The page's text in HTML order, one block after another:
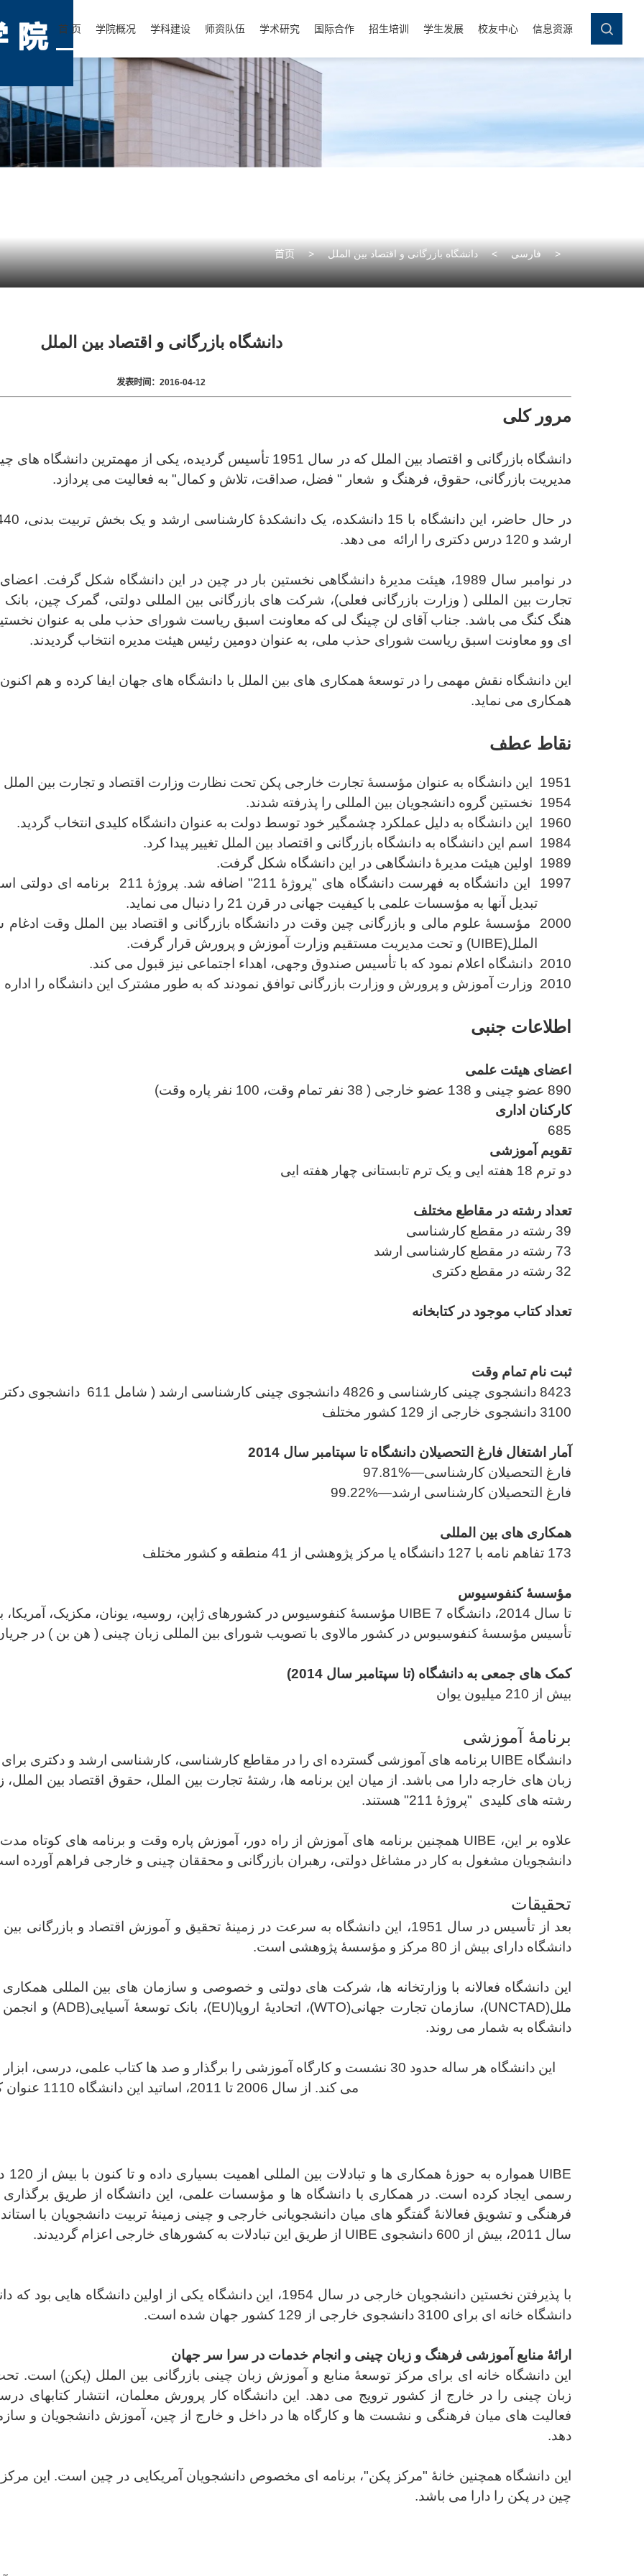
首 页 学院概况 学科建设 师资队伍 学术研究 国际合作 招生培训 学生发展 校友中心 信息资源
首页 > فارسی > دانشگاه بازرگانی و اقتصاد بین الملل >
دانشگاه بازرگانی و اقتصاد بین الملل
发表时间：2016-04-12
مرور کلی
دانشگاه بازرگانی و اقتصاد بین الملل که در سال 1951 تأسیس گردیده،
مدیریت بازرگانی، حقوق، فرهنگ و شعار " فضل، صداقت، تلاش و کمال" به فعالیت می پردازد.
ارشد و 120 درس دکتری را ارائه می دهد.
در نوامبر سال 1989، هیئت مدیرۀ دانشگاهی نخستین بار در چین در این دانشگاه شکل
تجارت بین المللی ( وزارت بازرگانی فعلی)، شرکت های بازرگانی بین المللی دولتی، گمرک چین،
هنگ کنگ می باشد. جناب آقای لن چینگ لیکه معاونت اسبق ریاست شورای حذب ملی به عنوان
ای وو معاونت اسبق ریاست شورای حذب ملی، به عنوان دومین رئیس هیئت مدیره انتخاب گردیدند.
این دانشگاه
همکاری می نماید.
نقاط عطف
1951 این دانشگاه به عنوان مؤسسۀ تجارت خارجی پکن تحت نظارت وزارت اقتصاد و تجارت بین الملل تأسیس شد.
1954 نخستین گروه دانشجویان بین المللی را پذرفته شدند.
1960 این دانشگاه به دلیل عملکرد چشمگیر خود توسط دولت به عنوان دانشگاه کلیدی انتخاب گردید.
1984 اسم این دانشگاه به دانشگاه بازرگانی و اقتصاد بین الملل تغییر پیدا کرد.
1989 اولین هیئت مدیرۀ دانشگاهی در این دانشگاه شکل گرفت.
1997 این دانشگاه به فهرست دانشگاه های "پروژۀ 211" اضافه شد.
پروژۀ 211 برنامه
تبدیل آنها به مؤسسات علمی با کیفیت جهانی در قرن 21 را دنبال می نماید.
2000 مؤسسۀ علوم مالی و بازرگانی چین وقت در دانشگاه بازرگانی و اقتصاد بین الملل وقت ادغام
الملل(UIBE)
و تحت مدیریت مستقیم وزارت آموزش و پرورش قرار گرفت.
2010 دانشگاه اعلام نمود که با تأسیس
صندوق وجهی، اهداء اجتماعی نیز قبول می کند.
2010 وزارت آموزش و پرورش و وزارت بازرگانی توافق نمودند که به طور مشترک این دانشگاه را اداره
اطلاعات جنبی
اعضای هیئت علمی
890 عضو چینی و 138 عضو خارجی ( 38 نفر تمام وقت، 100 نفر پاره وقت)
کارکنان اداری
685
تقویم آموزشی
دو ترم 18 هفته ایی و یک ترم تابستانی چهار هفته ایی
تعداد رشته در مقاطع مختلف
39 رشته در مقطع کارشناسی
73 رشته در مقطع کارشناسی ارشد
32 رشته در مقطع دکتری
تعداد کتاب موجود در کتابخانه
ثبت نام تمام وقت
8423 دانشجوی چینی کارشناسی و 4826 دانشجوی چینی کارشناسی ارشد ( شامل 611 دانشجوی دکتری )
3100 دانشجوی خارجی از 129 کشور مختلف
آمار اشتغال فارغ التحصیلان دانشگاه تا سپتامبر سال 2014
فارغ التحصیلان کارشناسی—%97.81
فارغ التحصیلان کارشناسی ارشد—%99.22
همکاری های بین المللی
173 تفاهم نامه با 127 دانشگاه یا مرکز پژوهشی از 41 منطقه و کشور مختلف
مؤسسۀ کنفوسیوس
تا سال 2014، دانشگاه
UIBE 7 مؤسسۀ کنفوسیوس در کشورهای ژاپن، روسیه، یونان، مکزیک،
تأسیس مؤسسۀ کنفوسیوس در کشور مالاوی با تصویب شورای بین المللی زبان چینی ( هن بن ) در
کمک های جمعی به دانشگاه (تا سپتامبر سال 2014)
بیش از 210 میلیون یوان
برنامۀ آموزشی
دانشگاه UIBE برنامه های آموزشی گسترده ای را در مقاطع کارشناسی، کارشناسی ارشد و دکتری برای
زبان های خارجه دارا می باشد. از میان این برنامه ها، رشتۀ تجارت بین الملل، حقوق اقتصاد بین الملل،
رشته های کلیدی "پروژۀ 211" هستند.
علاوه بر این، UIBE همچنین برنامه های آموزش از راه دور، آموزش پاره وقت و برنامه های کوتاه
دانشجویان مشغول به کار در مشاغل دولتی، رهبران بازرگانی و محققان چینی و خارجی فراهم آورده
تحقیقات
بعد از تأسیس در سال 1951، این دانشگاه به سرعت در زمینۀ تحقیق و آموزش اقتصاد و
دانشگاه دارای بیش از 80 مرکز و مؤسسۀ پژوهشی است.
این دانشگاه فعالانه با وزارتخانه ها، شرکت های دولتی و خصوصی و سازمان های بین المللی
ملل(UNCTAD) ، سازمان تجارت جهانی(WTO) ، اتحادیۀ اروپا(EU) ، بانک توسعۀ آسیایی(ADB) و انجمن
دانشگاه به شمار می روند.
این دانشگاه
هر ساله حدود 30 نشست و کارگاه آموزشی را برگذار و صد ها کتاب علمی، درسی،
می کند. از سال 2006 تا 2011، اساتید این دانشگاه 1110 عنوان کتاب و 5210 عنوان مقاله را به چاپ رساندند.
UIBE همواره به حوزۀ همکاری ها و تبادلات بین المللی اهمیت بسیاری داده و تا کنون
رسمی ایجاد کرده است. در همکاری با دانشگاه ها و مؤسسات علمی، این دانشگاه از طریق برگذاری
فرهنگی و تشویق فعالانۀ گفتگو های میان دانشجویانی خارجی و چینی زمینۀ تربیت دانشجویان با
سال 2011، بیش از 600 دانشجوی
UIBE از طریق این تبادلات به کشورهای خارجی اعزام گردیدند.
با پذیرفتن نخستین دانشجویان خارجی در سال 1954، این دانشگاه
یکی از اولین دانشگاه هایی بود که
دانشگاه خانه ای برای 3100 دانشجوی خارجی از 129 کشور جهان شده است.
ارائۀ منابع آموزشی فرهنگ و زبان چینی و انجام خدمات در سرا سر جهان
این دانشگاه خانه ای برای مرکز توسعۀ منابع و آموزش زبان چینی بازرگانی بین الملل (پکن) است.
زبان چینی را در خارج از کشور ترویج می دهد. این دانشگاه کار پرورش معلمان، انتشار کتابهای
فعالیت های میان فرهنگی و نشست ها و کارگاه ها در داخل و خارج از چین، آموزش دانشجویان و
دهد.
این دانشگاه همچنین خانۀ "مرکز پکن"، برنامه ای مخصوص دانشجویان آمریکایی در چین است. این
چین در پکن را دارا می باشد.